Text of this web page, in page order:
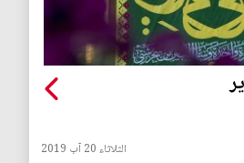
الثلاثاء 20 آب 2019